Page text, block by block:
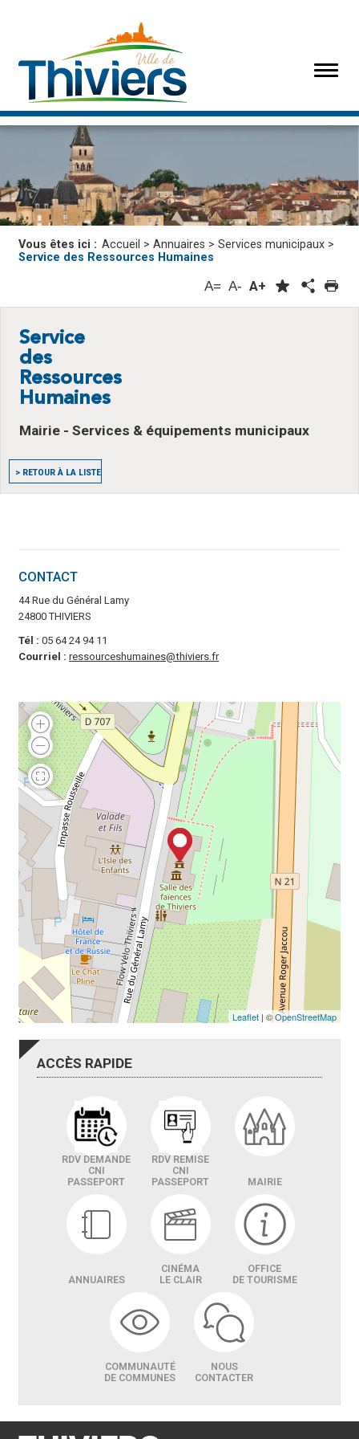
Vous êtes ici : Accueil > Annuaires > Services municipaux >
Service des Ressources Humaines
A= A- A+
Service
des
Ressources
Humaines
Mairie - Services & équipements municipaux
> RETOUR À LA LISTE
CONTACT
44 Rue du Général Lamy
24800 THIVIERS
Tél : 05 64 24 94 11
Courriel : ressourceshumaines@thiviers.fr
Leaflet | ©OpenStreetMap
ACCÈS RAPIDE
RDV DEMANDE
CNI
PASSEPORT
RDV REMISE
CNI
PASSEPORT
MAIRIE
ANNUAIRES
CINÉMA
LE CLAIR
OFFICE
DE TOURISME
COMMUNAUTÉ
DE COMMUNES
NOUS
CONTACTER